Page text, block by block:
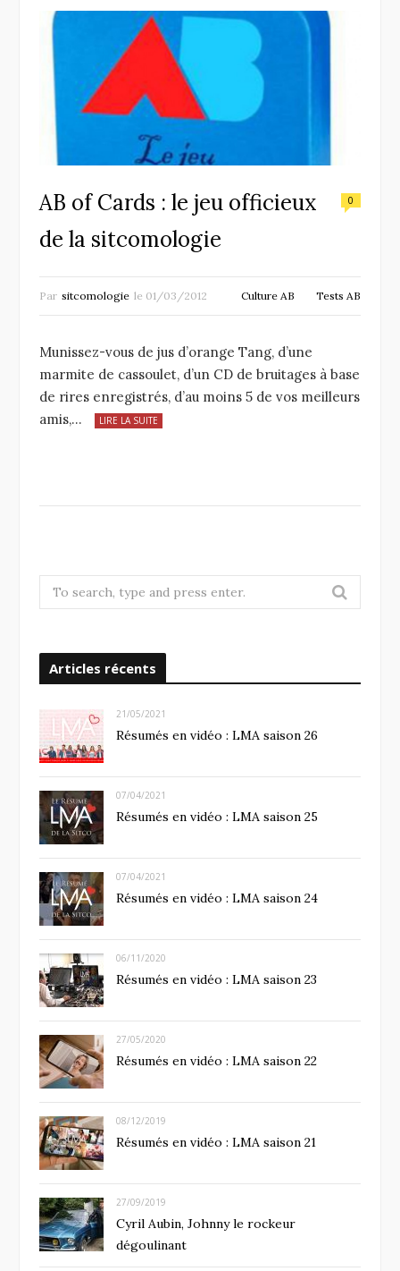
AB of Cards : le jeu officieux
de la sitcomologie
0
Par sitcomologie le 01/03/2012 Culture AB Tests AB
Munissez-vous de jus d’orange Tang, d’une
marmite de cassoulet, d’un CD de bruitages à base
de rires enregistrés, d’au moins 5 de vos meilleurs
amis,…
LIRE LA SUITE
e
r
f
r
:
Articles récents
21/05/2021
Résumés en vidéo : LMA saison 26
07/04/2021
Résumés en vidéo : LMA saison 25
07/04/2021
Résumés en vidéo : LMA saison 24
06/11/2020
Résumés en vidéo : LMA saison 23
27/05/2020
Résumés en vidéo : LMA saison 22
08/12/2019
Résumés en vidéo : LMA saison 21
27/09/2019
Cyril Aubin, Johnny le rockeur
dégoulinant